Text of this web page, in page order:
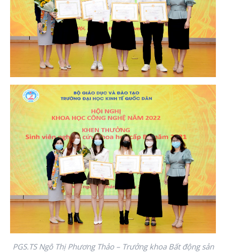
PGS.TS Ngô Thị Phương Thảo – Trưởng khoa Bất động sản